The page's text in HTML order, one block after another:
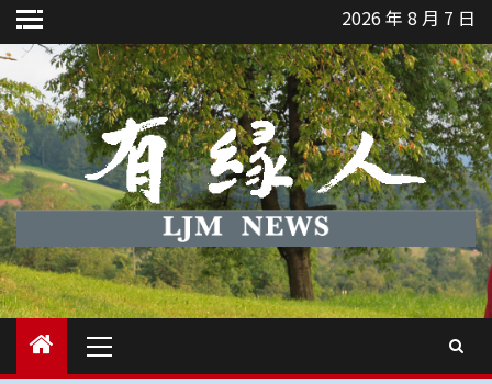
Skip
to
content
2026 年 8 月 7 日
Menu